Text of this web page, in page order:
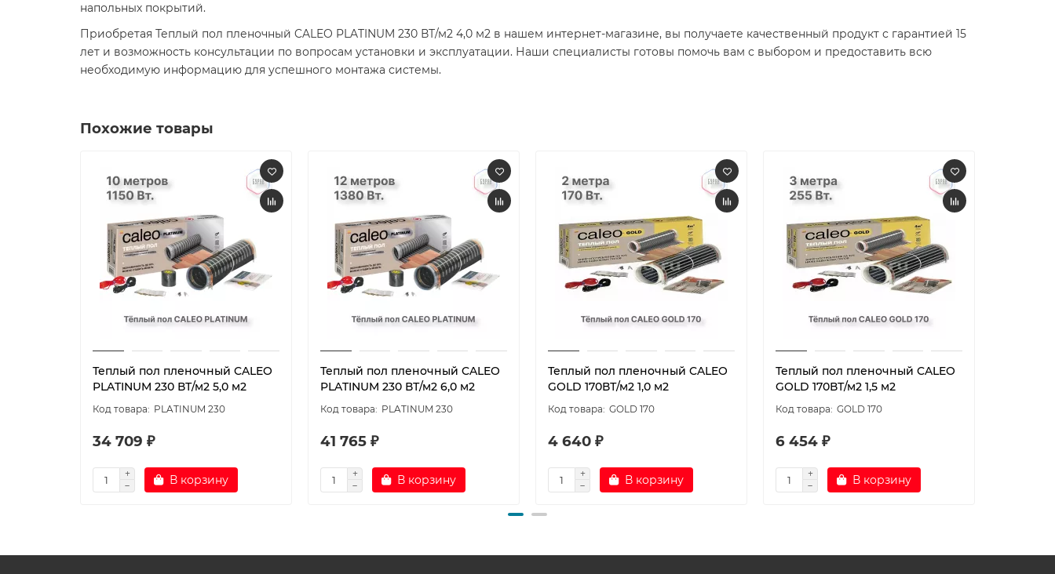
напольных покрытий.​
Приобретая Теплый пол пленочный CALEO PLATINUM 230 ВТ/м2 4,0 м2 в нашем интернет-магазине, вы получаете качественный продукт с гарантией 15
лет и возможность консультации по вопросам установки и эксплуатации. Наши специалисты готовы помочь вам с выбором и предоставить всю
необходимую информацию для успешного монтажа системы.​
Похожие товары
Теплый пол пленочный CALEO
PLATINUM 230 ВТ/м2 5,0 м2
PLATINUM 230
34 709 ₽
В корзину
Теплый пол пленочный CALEO
PLATINUM 230 ВТ/м2 6,0 м2
PLATINUM 230
41 765 ₽
В корзину
Теплый пол пленочный CALEO
GOLD 170ВТ/м2 1,0 м2
GOLD 170
4 640 ₽
В корзину
Теплый пол пленочный CALEO
GOLD 170ВТ/м2 1,5 м2
GOLD 170
6 454 ₽
В корзину